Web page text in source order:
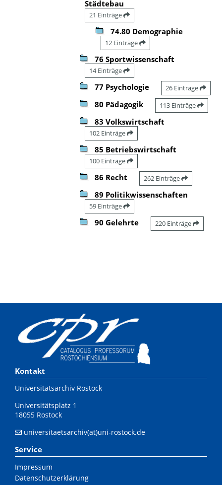
Städtebau
21 Einträge
74.80 Demographie
12 Einträge
76 Sportwissenschaft
14 Einträge
77 Psychologie 26 Einträge
80 Pädagogik 113 Einträge
83 Volkswirtschaft
102 Einträge
85 Betriebswirtschaft
100 Einträge
86 Recht 262 Einträge
89 Politikwissenschaften
59 Einträge
90 Gelehrte 220 Einträge
Kontakt
Universitätsarchiv Rostock
Universitätsplatz 1
18055 Rostock
universitaetsarchiv(at)uni-rostock.de
Service
Impressum
Datenschutzerklärung